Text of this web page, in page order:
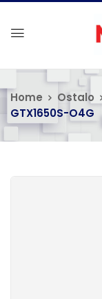
Home Ostalo
GTX1650S-O4G